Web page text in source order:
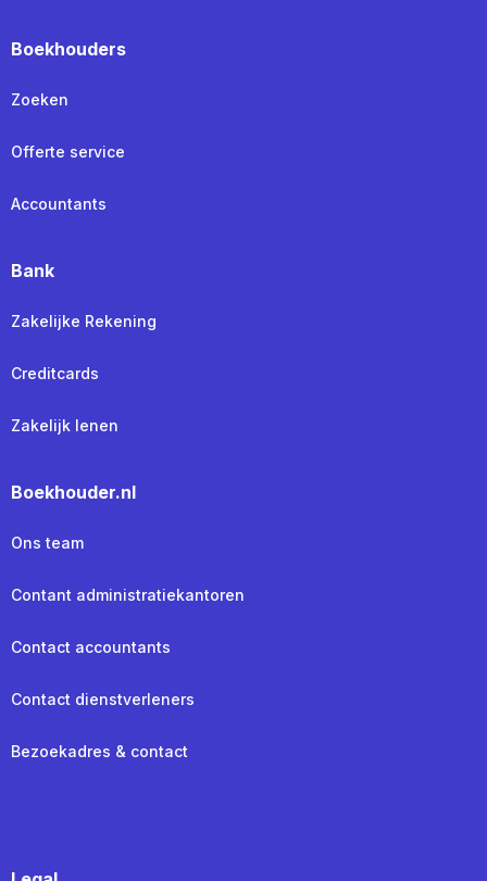
Boekhouders
Zoeken
Offerte service
Accountants
Bank
Zakelijke Rekening
Creditcards
Zakelijk lenen
Boekhouder.nl
Ons team
Contant administratiekantoren
Contact accountants
Contact dienstverleners
Bezoekadres & contact